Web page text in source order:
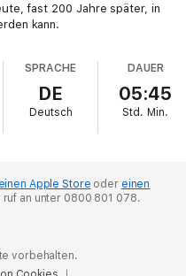
fast 200 Jahre später, in
kann.
SPRACHE
DE
Deutsch
DAUER
05:45
Std. Min.
Apple Store oder einen
ruf an unter 0800 801 078.
vorbehalten.